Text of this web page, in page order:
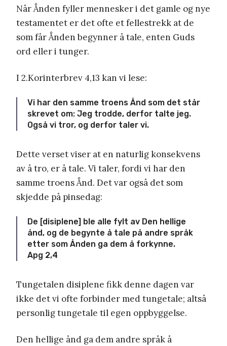
Når Ånden fyller mennesker i det gamle og nye
testamentet er det ofte et fellestrekk at de
som får Ånden begynner å tale, enten Guds
ord eller i tunger.
I 2.Korinterbrev 4,13 kan vi lese:
Vi har den samme troens Ånd som det står
skrevet om: Jeg trodde, derfor talte jeg.
Også vi tror, og derfor taler vi.
Dette verset viser at en naturlig konsekvens
av å tro, er å tale. Vi taler, fordi vi har den
samme troens Ånd. Det var også det som
skjedde på pinsedag:
De [disiplene] ble alle fylt av Den hellige
ånd, og de begynte å tale på andre språk
etter som Ånden ga dem å forkynne.
Apg 2,4
Tungetalen disiplene fikk denne dagen var
ikke det vi ofte forbinder med tungetale; altså
personlig tungetale til egen oppbyggelse.
Den hellige ånd ga dem andre språk å